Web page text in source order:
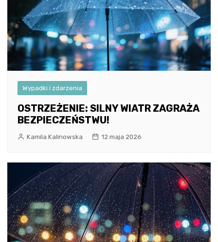
Wypadki i zdarzenia
OSTRZEŻENIE: SILNY WIATR ZAGRAŻA
BEZPIECZEŃSTWU!
Kamila Kalinowska 12 maja 2026